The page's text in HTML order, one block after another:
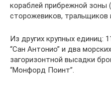
кораблей прибрежной зоны
сторожевиков, тральщиков
Из других крупных единиц:
“Сан Антонио” и два
загоризонтной высадки
“Монфорд Поинт”.